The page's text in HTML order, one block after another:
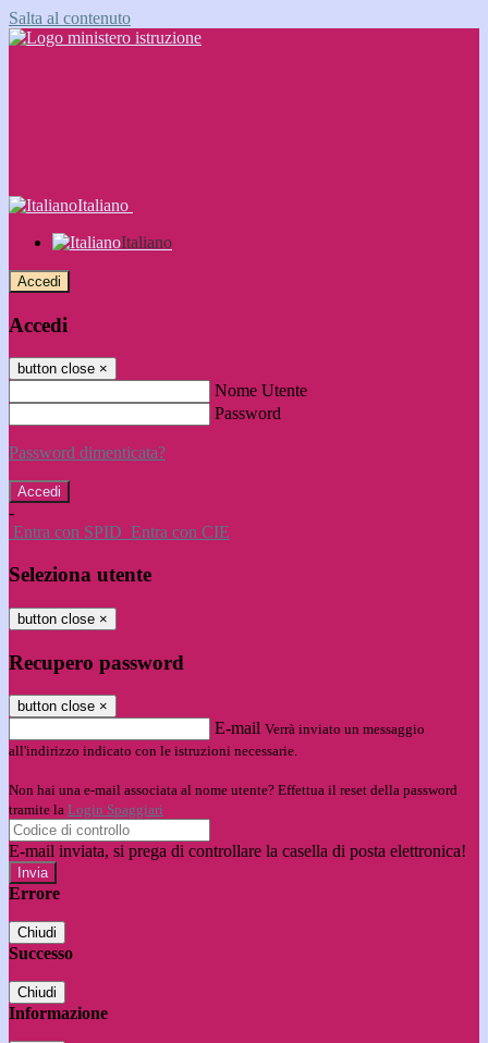
Salta al contenuto
Italiano
Italiano
Accedi
Accedi
button close ×
Nome Utente
Password
Password dimenticata?
-
Entra con SPID Entra con CIE
Seleziona utente
button close ×
Recupero password
button close ×
E-mail Verrà inviato un messaggio
all'indirizzo indicato con le istruzioni necessarie.
Non hai una e-mail associata al nome utente? Effettua il reset della password
tramite la Login Spaggiari
E-mail inviata, si prega di controllare la casella di posta elettronica!
Errore
Chiudi
Successo
Chiudi
Informazione